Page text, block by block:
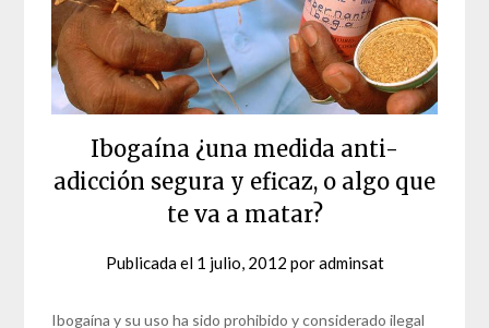
Ibogaína ¿una medida anti-
adicción segura y eficaz, o algo que
te va a matar?
Publicada el 1 julio, 2012 poradminsat
Ibogaína y su uso ha sido prohibido y considerado ilegal